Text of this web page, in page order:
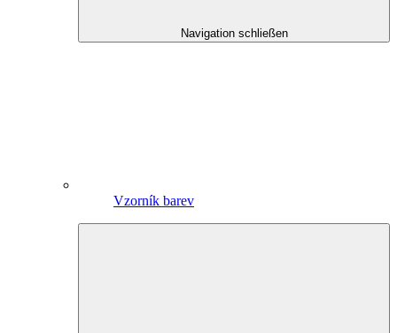
Navigation schließen
Vzorník barev